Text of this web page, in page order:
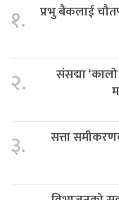
१.
प्रभु बैंकलाई
२.
संसद्मा ‘कालो
३.
सत्ता